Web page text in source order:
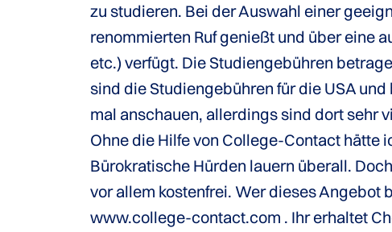
zu studieren. Bei der Auswahl einer
renommierten Ruf genießt und über eine
etc.) verfügt. Die Studiengebühren
sind die Studiengebühren für die USA
mal anschauen, allerdings sind dort sehr
Ohne die Hilfe von College-Contact
Bürokratische Hürden lauern überall.
vor allem kostenfrei. Wer dieses Angebot
www.college-contact.com . Ihr erhaltet